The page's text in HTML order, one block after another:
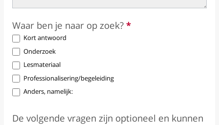
Waar ben je naar op zoek? *
Kort antwoord
Onderzoek
Lesmateriaal
Professionalisering/begeleiding
Anders, namelijk:
De volgende vragen zijn optioneel en kunnen